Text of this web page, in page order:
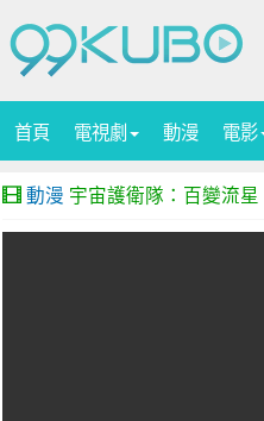
首頁 電視劇 動漫 電影
動漫 宇宙護衛隊：百變流星